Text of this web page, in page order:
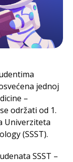
jednoj
–
održati od 1.
Univerziteta
(SSST).
SSST –